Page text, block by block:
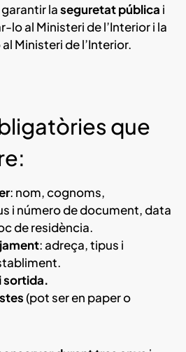
laseguretat pública i
al Ministeri de l’Interior i la
Ministeri de l’Interior.
que
: nom, cognoms,
i número de document, data
de residència.
: adreça, tipus i
sortida.
(pot ser en paper o